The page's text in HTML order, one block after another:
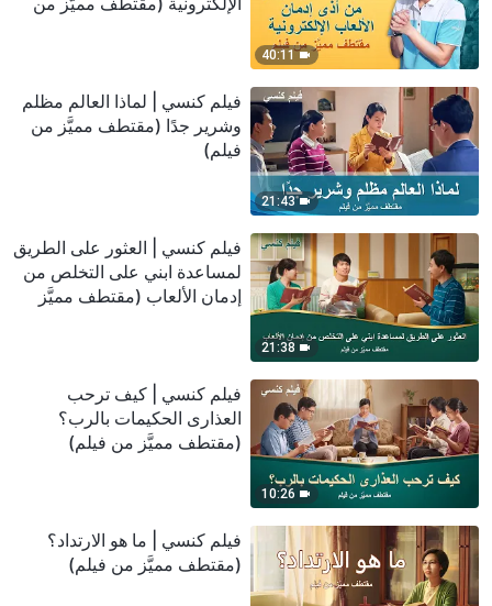
40:11
21:43
فيلم كنسي | لماذا العالم مظلم
وشرير جدًا (مقتطف مميَّز من
فيلم)
21:38
فيلم كنسي | العثور على الطريق
لمساعدة ابني على التخلص من
إدمان الألعاب (مقتطف مميَّز
10:26
فيلم كنسي | كيف ترحب
العذارى الحكيمات بالرب؟
(مقتطف مميَّز من فيلم)
فيلم كنسي | ما هو الارتداد؟
(مقتطف مميَّز من فيلم)